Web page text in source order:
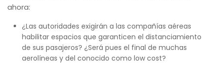
ahora:
¿Las autoridades exigirán a las compañías aéreas
habilitar espacios que garanticen el distanciamiento
de sus pasajeros? ¿Será pues el final de muchas
aerolíneas y del conocido como low cost?